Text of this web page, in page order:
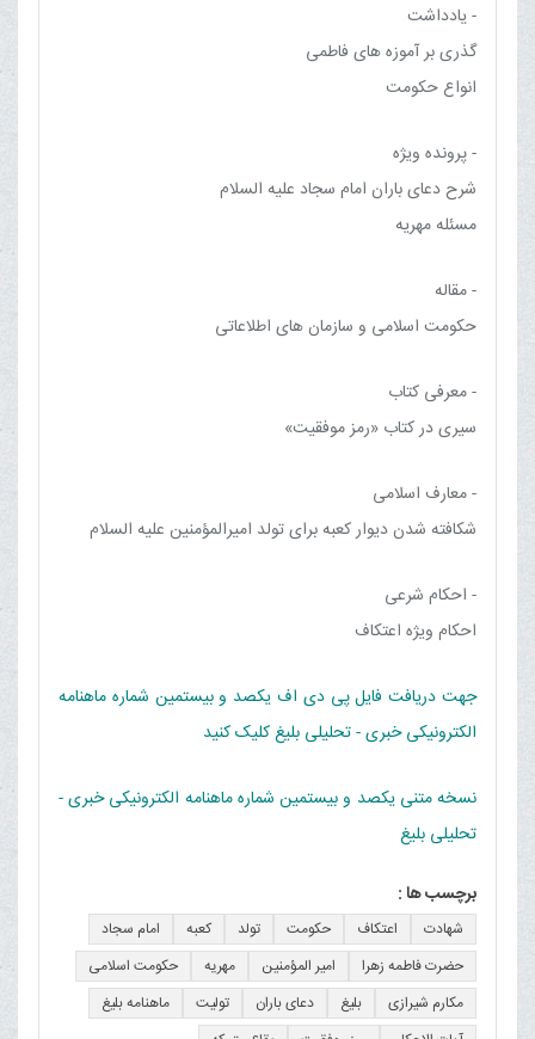
- یادداشت
گذری بر آموزه های فاطمی
انواع حکومت
- پرونده ویژه
شرح دعای باران امام سجاد علیه السلام
مسئله مهریه
- مقاله
حكومت اسلامى و سازمان هاى اطلاعاتى
- معرفی کتاب
سیری در کتاب «رمز موفقیت»
- معارف اسلامی
شکافته شدن دیوار کعبه برای تولد امیرالمؤمنین علیه السلام
- احکام شرعی
احکام ویژه اعتکاف
جهت دریافت فایل پی دی اف یکصد و بیستمین شماره ماهنامه
الکترونیکی خبری - تحلیلی بلیغ کلیک کنید
نسخه متنی یکصد و بیستمین شماره ماهنامه الکترونیکی خبری -
تحلیلی بلیغ
برچسب ها :
شهادت اعتکاف حکومت تولد کعبه
امام سجاد
حضرت فاطمه زهرا
امیر المؤمنین مهریه
حکومت اسلامی
مکارم شیرازی
بلیغ دعای باران تولیت
ماهنامه بلیغ